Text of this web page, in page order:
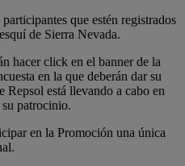
que estén registrados
de Sierra Nevada.
hacer click en el banner de la
en la que deberán dar su
Repsol está llevando a cabo en
patrocinio.
en la Promoción una única